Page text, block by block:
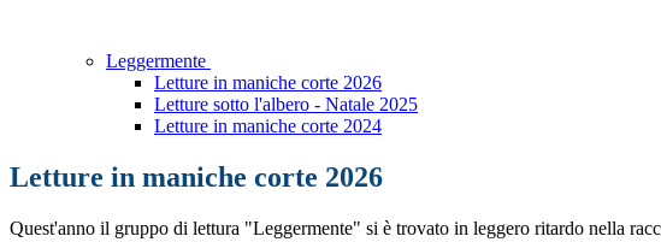
Leggermente
Letture in maniche corte 2026
Letture sotto l'albero - Natale 2025
Letture in maniche corte 2024
Letture in maniche corte 2026
Quest'anno il gruppo di lettura "Leggermente" si è trovato in leggero ritardo nella